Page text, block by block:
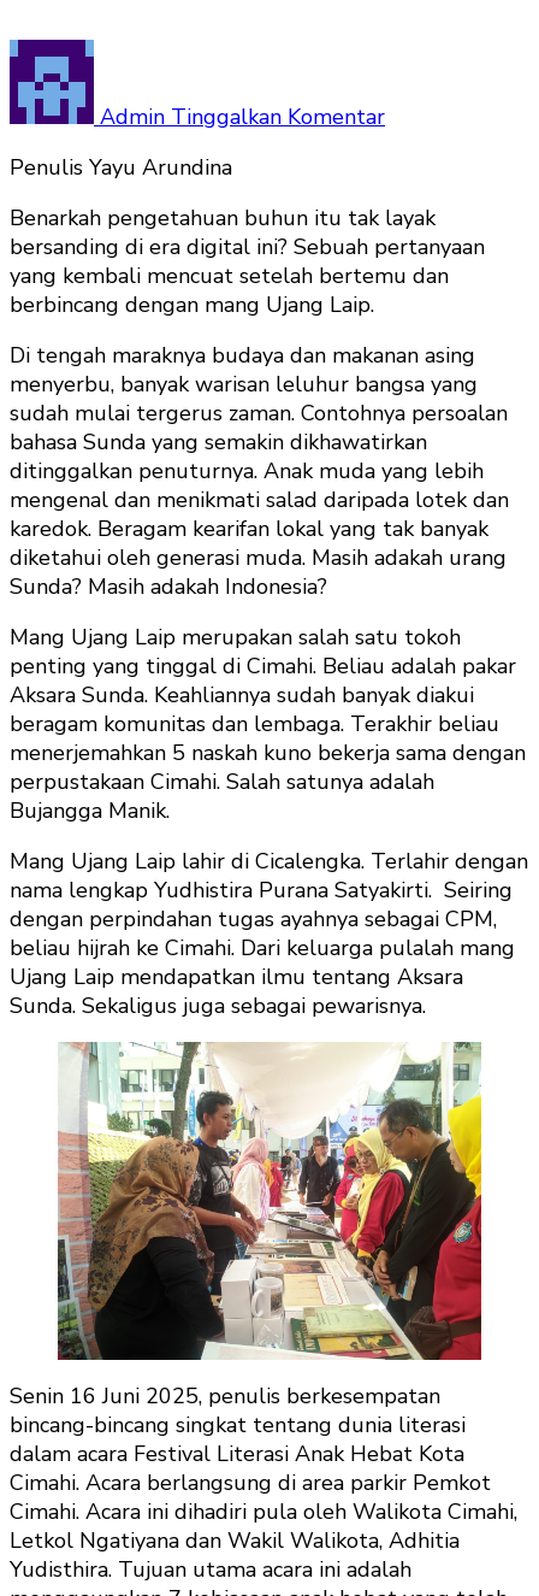
Admin Tinggalkan KomentarBuhun:
Mang
Ujang
Laip
Penulis Yayu Arundina
Benarkah pengetahuan buhun itu tak layak
bersanding di era digital ini? Sebuah pertanyaan
yang kembali mencuat setelah bertemu dan
berbincang dengan mang Ujang Laip.
Di tengah maraknya budaya dan makanan asing
menyerbu, banyak warisan leluhur bangsa yang
sudah mulai tergerus zaman. Contohnya persoalan
bahasa Sunda yang semakin dikhawatirkan
ditinggalkan penuturnya. Anak muda yang lebih
mengenal dan menikmati salad daripada lotek dan
karedok. Beragam kearifan lokal yang tak banyak
diketahui oleh generasi muda. Masih adakah urang
Sunda? Masih adakah Indonesia?
Mang Ujang Laip merupakan salah satu tokoh
penting yang tinggal di Cimahi. Beliau adalah pakar
Aksara Sunda. Keahliannya sudah banyak diakui
beragam komunitas dan lembaga. Terakhir beliau
menerjemahkan 5 naskah kuno bekerja sama dengan
perpustakaan Cimahi. Salah satunya adalah
Bujangga Manik.
Mang Ujang Laip lahir di Cicalengka. Terlahir dengan
nama lengkap Yudhistira Purana Satyakirti. Seiring
dengan perpindahan tugas ayahnya sebagai CPM,
beliau hijrah ke Cimahi. Dari keluarga pulalah mang
Ujang Laip mendapatkan ilmu tentang Aksara
Sunda. Sekaligus juga sebagai pewarisnya.
Senin 16 Juni 2025, penulis berkesempatan
bincang-bincang singkat tentang dunia literasi
dalam acara Festival Literasi Anak Hebat Kota
Cimahi. Acara berlangsung di area parkir Pemkot
Cimahi. Acara ini dihadiri pula oleh Walikota Cimahi,
Letkol Ngatiyana dan Wakil Walikota, Adhitia
Yudisthira. Tujuan utama acara ini adalah